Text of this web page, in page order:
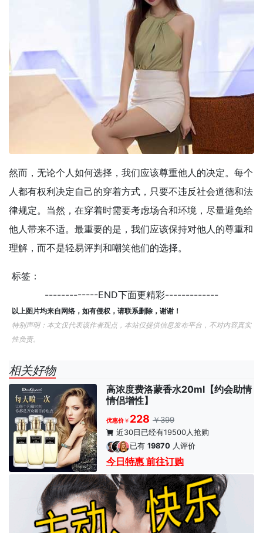
然而，无论个人如何选择，我们应该尊重他人的决定。每个
人都有权利决定自己的穿着方式，只要不违反社会道德和法
律规定。当然，在穿着时需要考虑场合和环境，尽量避免给
他人带来不适。最重要的是，我们应该保持对他人的尊重和
理解，而不是轻易评判和嘲笑他们的选择。
标签：
-------------END下面更精彩-------------
以上图片均来自网络，如有侵权，请联系删除，谢谢！
特别声明：本文仅代表该作者观点，本站仅提供信息发布平台，不对内容真实
性负责。
相关好物
高浓度费洛蒙香水20ml【约会助情
情侣增性】
优惠价￥ 228 ￥399
近30日已经有19500人抢购
已有 19870 人评价
今日特惠 前往订购